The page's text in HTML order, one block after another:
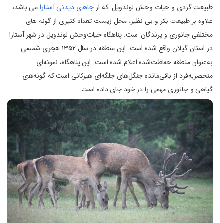
طبیعت گردی و حیات وحش لوندویل که از جاهای دیدنی آستارامی باشد،
علاوه بر طبیعت بکر و بی نظیر، محل زیست تعداد کثیری از گونه های
مختلفی جانوری و پرندگان است. پناهگاه حیات‌وحش لوندویل در شهر آستارا
در استان گیلان واقع شده است. این منطقه در سال ۱۳۵۲ هجری شمسی
به‌عنوان منطقه حفاظت‌شده اعلام شده است. این پناهگاه، نمونه‌ای
منحصر‌به‌فرد از باقی‌مانده جنگل‌های جلگه‌ای هیرکانی است که گونه‌های
گیاهی و جانوری مهمی را در خود جای داده است.